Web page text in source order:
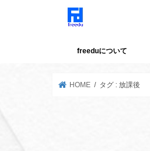
freeduについて
HOME タグ : 放課後